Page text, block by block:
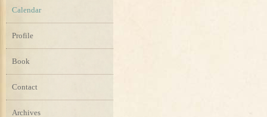
Calendar
Profile
Book
Contact
Archives